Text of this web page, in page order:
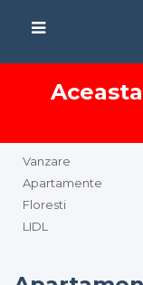
Vanzare
Apartamente
Floresti
LIDL